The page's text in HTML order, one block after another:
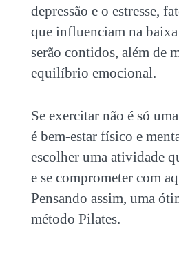
depressão e o estresse,
que influenciam na
serão contidos, além de
equilíbrio emocional.
Se exercitar não é só
é bem-estar físico e
escolher uma atividade
e se comprometer com
Pensando assim, uma
método Pilates.